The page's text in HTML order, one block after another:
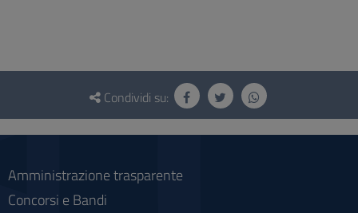
Questionario
social
Condividi su:
Amministrazione trasparente
Concorsi e Bandi